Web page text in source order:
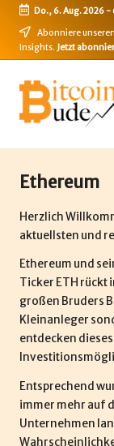
Skip
Do., 6. Aug. 2026-
Abonniere
Insights. Jetzt
B
i
t
c
o
i
n
-
B
u
d
e
Bitcoin,
Ethereum,
DeFi
Ethereum
Herzlich
aktuellsten und
Ethereum und
Ticker ETH rückt
großen Bruders
Kleinanleger
entdecken
Entsprechend
immer mehr auf
Unternehmen